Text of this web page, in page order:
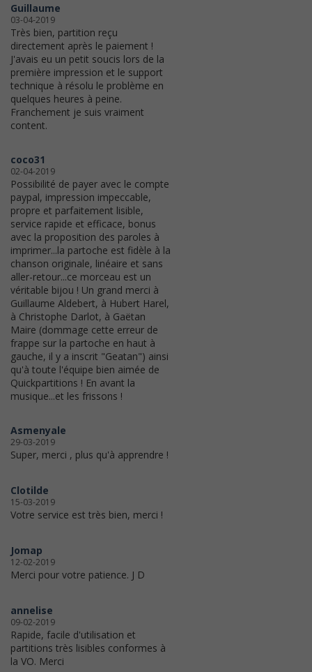
Guillaume
03-04-2019
Très bien, partition reçu
directement après le paiement !
J'avais eu un petit soucis lors de la
première impression et le support
technique à résolu le problème en
quelques heures à peine.
Franchement je suis vraiment
content.
coco31
02-04-2019
Possibilité de payer avec le compte
paypal, impression impeccable,
propre et parfaitement lisible,
service rapide et efficace, bonus
avec la proposition des paroles à
imprimer...la partoche est fidèle à la
chanson originale, linéaire et sans
aller-retour...ce morceau est un
véritable bijou ! Un grand merci à
Guillaume Aldebert, à Hubert Harel,
à Christophe Darlot, à Gaëtan
Maire (dommage cette erreur de
frappe sur la partoche en haut à
gauche, il y a inscrit "Geatan") ainsi
qu'à toute l'équipe bien aimée de
Quickpartitions ! En avant la
musique...et les frissons !
Asmenyale
29-03-2019
Super, merci , plus qu'à apprendre !
Clotilde
15-03-2019
Votre service est très bien, merci !
Jomap
12-02-2019
Merci pour votre patience. J D
annelise
09-02-2019
Rapide, facile d'utilisation et
partitions très lisibles conformes à
la VO. Merci